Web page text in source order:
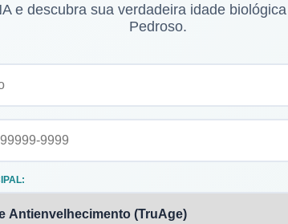
e descubra sua verdadeira idade
Pedroso.